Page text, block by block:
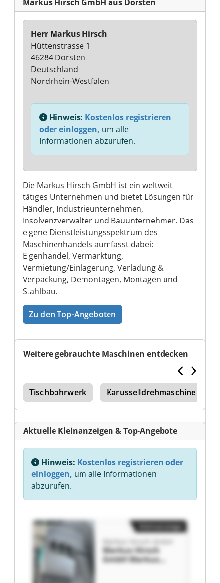
Markus Hirsch GmbH aus Dorsten
Die Markus Hirsch GmbH ist ein weltweit
tätiges Unternehmen und bietet Lösungen für
Händler, Industrieunternehmen,
Insolvenzverwalter und Bauunternehmer. Das
eigene Dienstleistungsspektrum des
Maschinenhandels aumfasst dabei:
Eigenhandel, Vermarktung,
Vermietung/Einlagerung, Verladung &
Verpackung, Demontagen, Montagen und
Stahlbau.
Zu den Top-Angeboten
Herr Markus Hirsch
Hüttenstrasse 1
46284 Dorsten
Deutschland
Nordrhein-Westfalen
Hinweis: Kostenlos registrieren
oder einloggen, um alle
Informationen abzurufen.
Weitere gebrauchte Maschinen entdecken
Tischbohrwerk Karusselldrehmaschine
Aktuelle Kleinanzeigen & Top-Angebote
Hinweis: Kostenlos registrieren oder
einloggen, um alle Informationen
abzurufen.
Markus Hirsch GmbH
Markus Hirsch
GmbH Markus